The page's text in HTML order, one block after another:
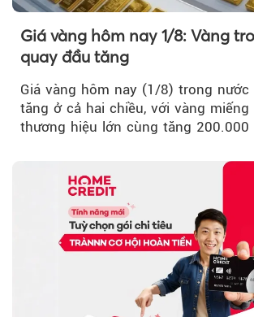
Giá vàng hôm nay 1/8: Vàng
quay đầu tăng
Giá vàng hôm nay (1/8) trong nước
tăng ở cả hai chiều, với vàng miếng
thương hiệu lớn cùng tăng 200.000